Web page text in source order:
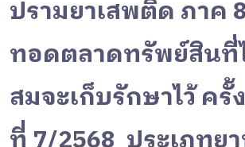
ปรามยาเสพติด ภาค
ทอดตลาดทรัพย์สินที่
สมจะเก็บรักษาไว้ ครั้ง